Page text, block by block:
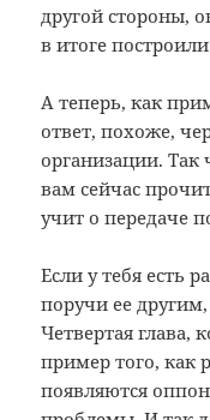
другой стороны,
в итоге
А теперь, как
ответ, похоже,
организации. Так
вам сейчас
учит о передаче
Если у тебя есть
поручи ее
Четвертая глава,
пример того, как
появляются